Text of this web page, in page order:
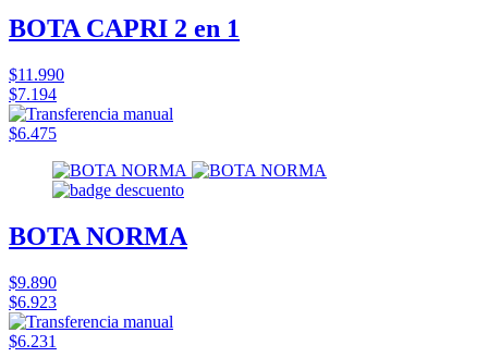
BOTA CAPRI 2 en 1
$11.990
$7.194
$6.475
BOTA NORMA
$9.890
$6.923
$6.231